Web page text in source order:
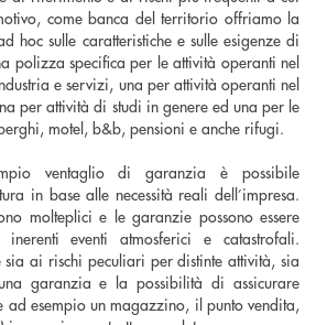
come banca del territorio offriamo la
hoc sulle caratteristiche e sulle esigenze di
polizza specifica per le attività operanti nel
e servizi, una per attività operanti nel
per attività di studi in genere ed una per le
motel, b&b, pensioni e anche rifugi.
ventaglio di garanzia è possibile
in base alle necessità reali dell’impresa.
molteplici e le garanzie possono essere
eventi atmosferici e catastrofali.
sia ai rischi peculiari per distinte attività, sia
garanzia e la possibilità di assicurare
ad esempio un magazzino, il punto vendita,